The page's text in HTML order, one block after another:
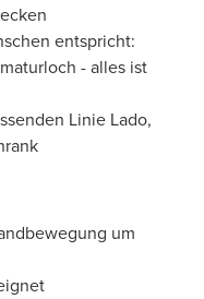
entspricht:
- alles ist
Linie Lado,
um